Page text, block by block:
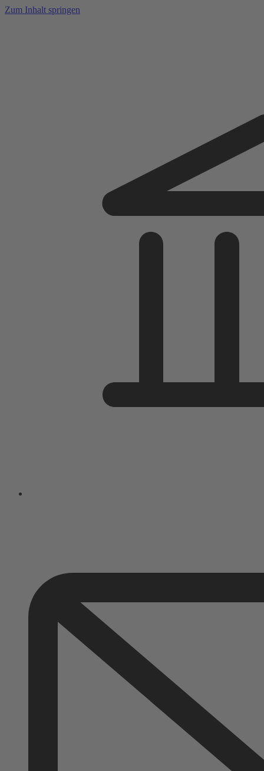
Zum Inhalt springen